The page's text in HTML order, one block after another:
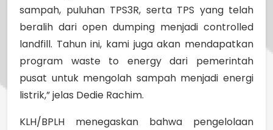
sampah, puluhan TPS3R, serta TPS yang telah
beralih dari open dumping menjadi controlled
landfill. Tahun ini, kami juga akan mendapatkan
program waste to energy dari pemerintah
pusat untuk mengolah sampah menjadi energi
listrik,” jelas Dedie Rachim.
KLH/BPLH menegaskan bahwa pengelolaan